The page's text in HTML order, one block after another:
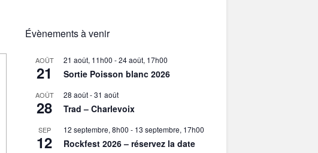
Évènements à venir
AOÛT
21
21 août, 11h00 -24 août, 17h00
Sortie Poisson blanc 2026
AOÛT
28
28 août-31 août
Trad – Charlevoix
SEP
12
12 septembre, 8h00 - 13 septembre, 17h00
Rockfest 2026 – réservez la date